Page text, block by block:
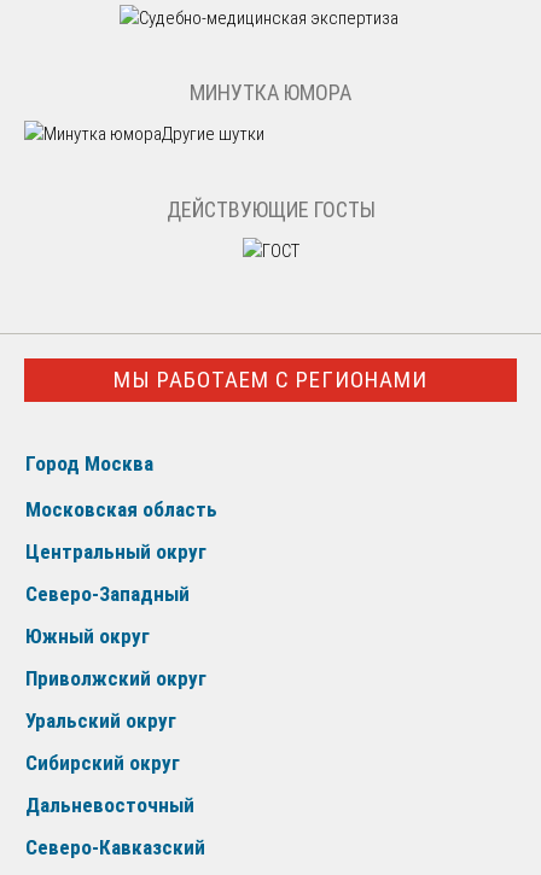
МИНУТКА ЮМОРА
Другие шутки
ДЕЙСТВУЮЩИЕ ГОСТЫ
МЫ РАБОТАЕМ С РЕГИОНАМИ
Город Москва
Московская область
Центральный округ
Северо-Западный
Южный округ
Приволжский округ
Уральский округ
Сибирский округ
Дальневосточный
Северо-Кавказский